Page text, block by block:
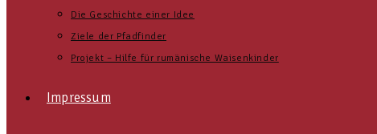
Die Geschichte einer Idee
Ziele der Pfadfinder
Projekt – Hilfe für rumänische Waisenkinder
Impressum